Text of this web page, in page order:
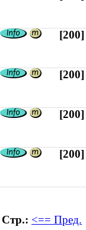
[200]
[200]
[200]
[200]
Стр.: <== Пред.